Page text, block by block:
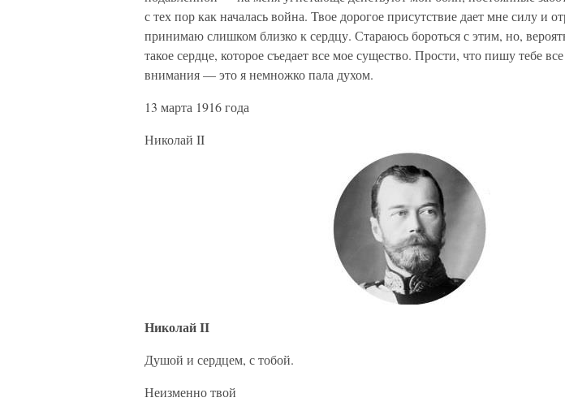
с тех пор как началась война. Твое дорогое присутствие дает мне силу и
принимаю слишком близко к сердцу. Стараюсь бороться с этим, но,
такое сердце, которое съедает все мое существо. Прости, что пишу тебе
внимания — это я немножко пала духом.
13 марта 1916 года
Николай II
Николай II
Душой и сердцем, с тобой.
Неизменно твой